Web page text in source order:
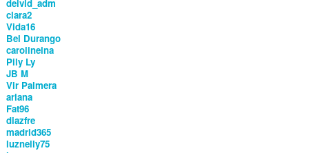
deivid_adm
clara2
Vida16
Bel Durango
carolineina
Pily Ly
JB M
Vir Palmera
ariana
Fat96
diazfre
madrid365
luznelly75